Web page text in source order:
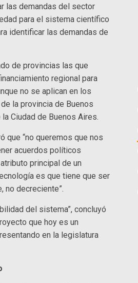
las demandas del sector
para el sistema científico
identificar las demandas de
de provincias las que
regional para
no se aplican en los
la provincia de Buenos
Ciudad de Buenos Aires.
que “no queremos que nos
acuerdos políticos
principal de un
es que tiene que ser
no decreciente”.
del sistema”, concluyó
que hoy es un
en la legislatura